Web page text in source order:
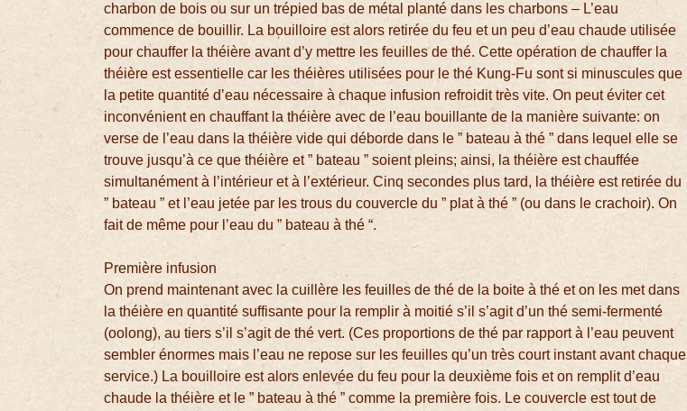
charbon de bois ou sur un trépied bas de métal planté dans les charbons – L’eau
commence de bouillir. La bouilloire est alors retirée du feu et un peu d’eau chaude utilisée
pour chauffer la théière avant d’y mettre les feuilles de thé. Cette opération de chauffer la
théière est essentielle car les théières utilisées pour le thé Kung-Fu sont si minuscules que
la petite quantité d’eau nécessaire à chaque infusion refroidit très vite. On peut éviter cet
inconvénient en chauffant la théière avec de l’eau bouillante de la manière suivante: on
verse de l’eau dans la théière vide qui déborde dans le ” bateau à thé ” dans lequel elle se
trouve jusqu’à ce que théière et ” bateau ” soient pleins; ainsi, la théière est chauffée
simultanément à l’intérieur et à l’extérieur. Cinq secondes plus tard, la théière est retirée du
” bateau ” et l’eau jetée par les trous du couvercle du ” plat à thé ” (ou dans le crachoir). On
fait de même pour l’eau du ” bateau à thé “.
Première infusion
On prend maintenant avec la cuillère les feuilles de thé de la boite à thé et on les met dans
la théière en quantité suffisante pour la remplir à moitié s’il s’agit d’un thé semi-fermenté
(oolong), au tiers s’il s’agit de thé vert. (Ces proportions de thé par rapport à l’eau peuvent
sembler énormes mais l’eau ne repose sur les feuilles qu’un très court instant avant chaque
service.) La bouilloire est alors enlevée du feu pour la deuxième fois et on remplit d’eau
chaude la théière et le ” bateau à thé ” comme la première fois. Le couvercle est tout de